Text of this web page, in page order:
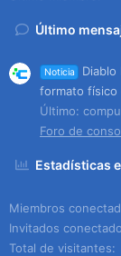
Último
Noticia
formato físico
Último:
Foro de
Estadísticas
Miembros
Invitados
Total de visitantes